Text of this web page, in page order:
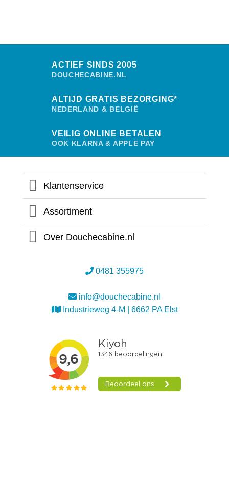
ACTIEF SINDS 2005
DOUCHECABINE.NL
ALTIJD GRATIS BEZORGING*
NEDERLAND & BELGIË
VEILIG ONLINE BETALEN
OOK KLARNA & APPLE PAY
Klantenservice
Assortiment
Over Douchecabine.nl
0481 355975
info@douchecabine.nl
Industrieweg 4-M | 6662 PA Elst